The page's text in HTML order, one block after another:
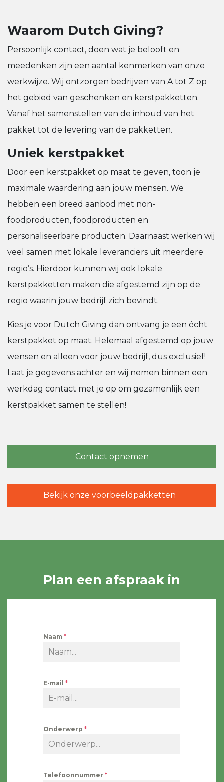
Waarom Dutch Giving?
Persoonlijk contact, doen wat je belooft en
meedenken zijn een aantal kenmerken van onze
werkwijze. Wij ontzorgen bedrijven van A tot Z op
het gebied van geschenken en kerstpakketten.
Vanaf het samenstellen van de inhoud van het
pakket tot de levering van de pakketten.
Uniek kerstpakket
Door een kerstpakket op maat te geven, toon je
maximale waardering aan jouw mensen. We
hebben een breed aanbod met non-
foodproducten, foodproducten en
personaliseerbare producten. Daarnaast werken wij
veel samen met lokale leveranciers uit meerdere
regio’s. Hierdoor kunnen wij ook lokale
kerstpakketten maken die afgestemd zijn op de
regio waarin jouw bedrijf zich bevindt.
Kies je voor Dutch Giving dan ontvang je een écht
kerstpakket op maat. Helemaal afgestemd op jouw
wensen en alleen voor jouw bedrijf, dus exclusief!
Laat je gegevens achter en wij nemen binnen een
werkdag contact met je op om gezamenlijk een
kerstpakket samen te stellen!
Contact opnemen
Bekijk onze voorbeeldpakketten
Plan een afspraak in
Naam *
E-mail *
Onderwerp *
Telefoonnummer *